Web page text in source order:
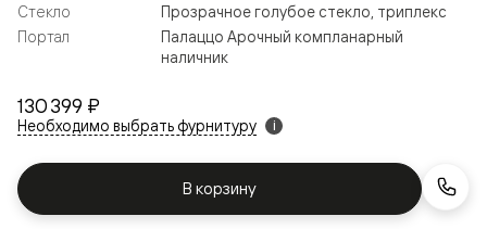
130 399 ₽
Необходимо выбрать фурнитуру i
В корзину
Стекло
Прозрачное голубое стекло, триплекс
Портал
Палаццо Арочный компланарный
наличник